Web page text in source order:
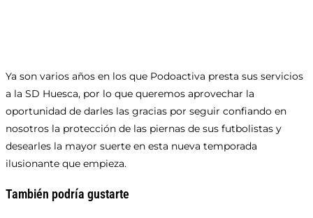
Ya son varios años en los que Podoactiva presta sus servicios
a la SD Huesca, por lo que queremos aprovechar la
oportunidad de darles las gracias por seguir confiando en
nosotros la protección de las piernas de sus futbolistas y
desearles la mayor suerte en esta nueva temporada
ilusionante que empieza.
También podría gustarte